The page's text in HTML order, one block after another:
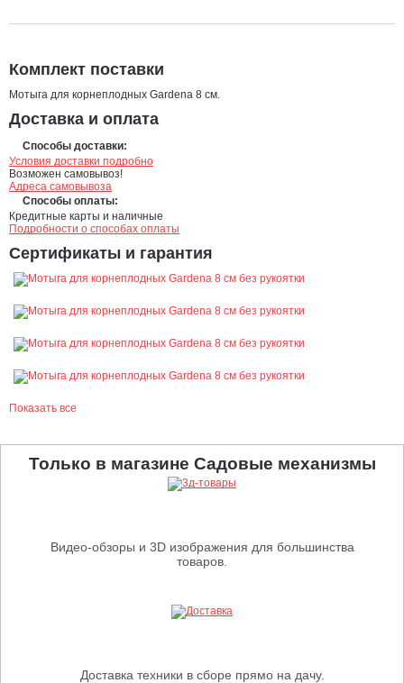
Комплект поставки
Мотыга для корнеплодных Gardena 8 см.
Доставка и оплата
Способы доставки:
Условия доставки подробно
Возможен самовывоз!
Адреса самовывоза
Способы оплаты:
Кредитные карты и наличные
Подробности о способах оплаты
Сертификаты и гарантия
Показать все
Только в магазине Садовые механизмы
Видео-обзоры и 3D изображения для большинства
товаров.
Доставка техники в сборе прямо на дачу.